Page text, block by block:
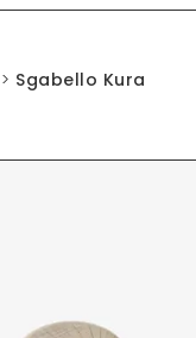
> Sgabello Kura